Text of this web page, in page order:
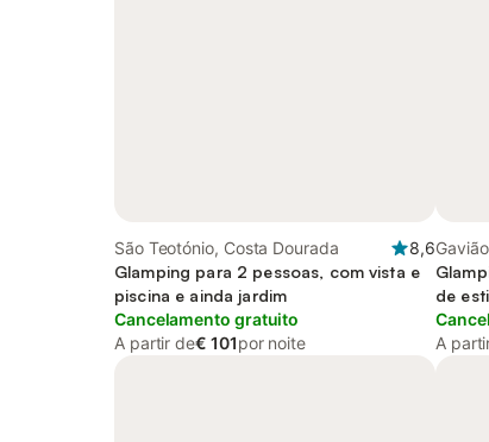
São Teotónio, Costa Dourada
8,6
Glamping para 2 pessoas, com vista e
piscina e ainda jardim
Cancelamento gratuito
A partir de€ 101por noite
de
A